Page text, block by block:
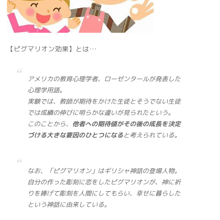
【ピグマリオン効果】とは…
アメリカの教育心理学者、ローゼンタールが発表した
心理学用語。
実験では、教師が期待をかけた生徒とそうでない生徒
では成績の伸びに明らかな違いが見られたという。
このことから、 他者への期待値がその後の成長を決定
づける大きな要因のひとつになると考えられている。
なお、「ピグマリオン」はギリシャ神話の登場人物。
自分の作った彫刻に恋をしたピグマリオンが、神に祈
りを捧げて彫刻を人間にしてもらい、幸せに暮らした
という神話に由来している。